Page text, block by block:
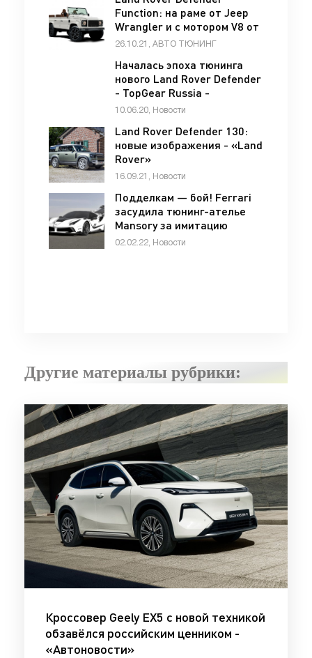
Function: на раме от Jeep
Wrangler и с мотором V8 от
GM - «Тюнинг»
26.10.21, АВТО ТЮНИНГ
Началась эпоха тюнинга
нового Land Rover Defender
- TopGear Russia -
«Автоновости»
10.06.20, Новости
Land Rover Defender 130:
новые изображения - «Land
Rover»
16.09.21, Новости
Подделкам — бой! Ferrari
засудила тюнинг-ателье
Mansory за имитацию
гиперкара FXX-K - «Ferrari»
02.02.22, Новости
Другие материалы рубрики:
Кроссовер Geely EX5 с новой техникой
обзавёлся российским ценником -
«Автоновости»